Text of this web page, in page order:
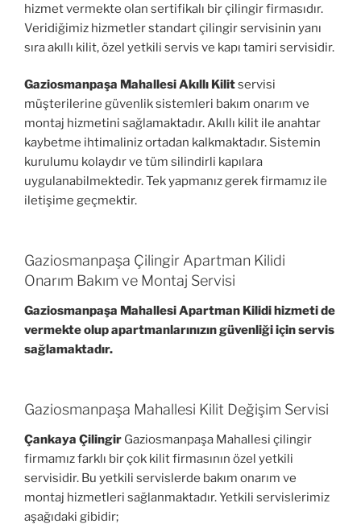
hizmet vermekte olan sertifikalı bir çilingir firmasıdır.
Veridiğimiz hizmetler standart çilingir servisinin yanı
sıra akıllı kilit, özel yetkili servis ve kapı tamiri servisidir.
Gaziosmanpaşa Mahallesi Akıllı Kilitservisi
müşterilerine güvenlik sistemleri bakım onarım ve
montaj hizmetini sağlamaktadır. Akıllı kilit ile anahtar
kaybetme ihtimaliniz ortadan kalkmaktadır. Sistemin
kurulumu kolaydır ve tüm silindirli kapılara
uygulanabilmektedir. Tek yapmanız gerek firmamız ile
iletişime geçmektir.
Gaziosmanpaşa Çilingir Apartman Kilidi
Onarım Bakım ve Montaj Servisi
Gaziosmanpaşa Mahallesi Apartman Kilidi hizmeti de
vermekte olup apartmanlarınızın güvenliği için servis
sağlamaktadır.
Gaziosmanpaşa Mahallesi Kilit Değişim Servisi
Çankaya Çilingir Gaziosmanpaşa Mahallesi çilingir
firmamız farklı bir çok kilit firmasının özel yetkili
servisidir. Bu yetkili servislerde bakım onarım ve
montaj hizmetleri sağlanmaktadır. Yetkili servislerimiz
aşağıdaki gibidir;